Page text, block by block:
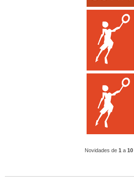
Novidades de 1 a 10